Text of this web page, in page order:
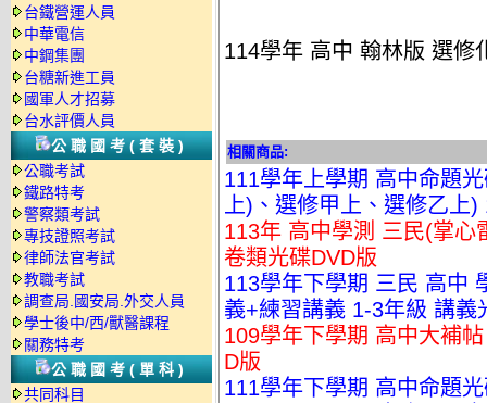
台鐵營運人員
中華電信
中鋼集團
台糖新進工員
國軍人才招募
台水評價人員
公職國考(套裝)
公職考試
鐵路特考
警察類考試
專技證照考試
律師法官考試
教職考試
調查局.國安局.外交人員
學士後中/西/獸醫課程
關務特考
公職國考(單科)
共同科目
114學年 高中 翰林版 選
相關商品:
111學年上學期 高中命題
上)、選修甲上、選修乙上
113年 高中學測 三民(掌
卷類光碟DVD版
113學年下學期 三民 高中
義+練習講義 1-3年級 講義
109學年下學期 高中大補
D版
111學年下學期 高中命題